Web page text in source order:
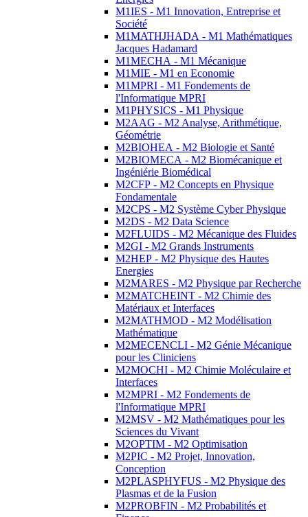
M1IES - M1 Innovation, Entreprise et
Société
M1MATHJHADA - M1 Mathématiques
Jacques Hadamard
M1MECHA - M1 Mécanique
M1MIE - M1 en Economie
M1MPRI - M1 Fondements de
l'Informatique MPRI
M1PHYSICS - M1 Physique
M2AAG - M2 Analyse, Arithmétique,
Géométrie
M2BIOHEA - M2 Biologie et Santé
M2BIOMECA - M2 Biomécanique et
Ingéniérie Biomédical
M2CFP - M2 Concepts en Physique
Fondamentale
M2CPS - M2 Système Cyber Physique
M2DS - M2 Data Science
M2FLUIDS - M2 Mécanique des Fluides
M2GI - M2 Grands Instruments
M2HEP - M2 Physique des Hautes
Energies
M2MARES - M2 Physique par Recherche
M2MATCHEINT - M2 Chimie des
Matériaux et Interfaces
M2MATHMOD - M2 Modélisation
Mathématique
M2MECENCLI - M2 Génie Mécanique
pour les Cliniciens
M2MOCHI - M2 Chimie Moléculaire et
Interfaces
M2MPRI - M2 Fondements de
l'Informatique MPRI
M2MSV - M2 Mathématiques pour les
Sciences du Vivant
M2OPTIM - M2 Optimisation
M2PIC - M2 Projet, Innovation,
Conception
M2PLASPHYFUS - M2 Physique des
Plasmas et de la Fusion
M2PROBFIN - M2 Probabilités et